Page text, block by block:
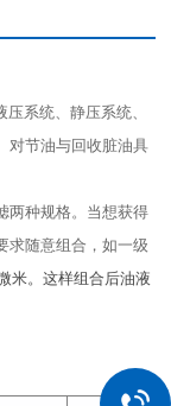
系统、静压系统、
对节油与回收脏油具
两种规格。当想获得
求随意组合，如一级
米。这样组合后油液